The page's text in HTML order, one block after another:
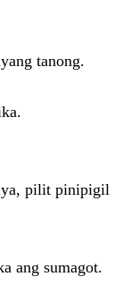
tanong.
pilit pinipigil
ang sumagot.